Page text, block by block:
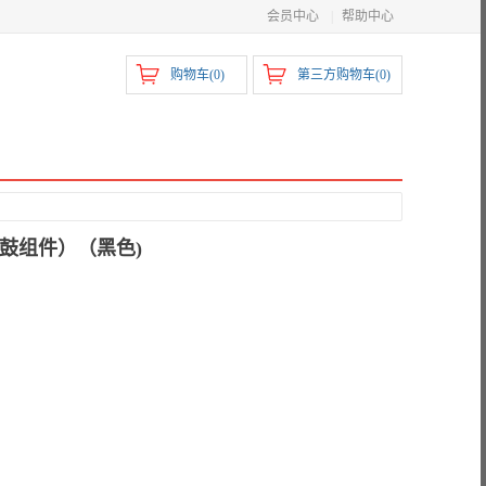
会员中心 帮助中心
第三方购物车(0)
购物车(0)
组件）（黑色)